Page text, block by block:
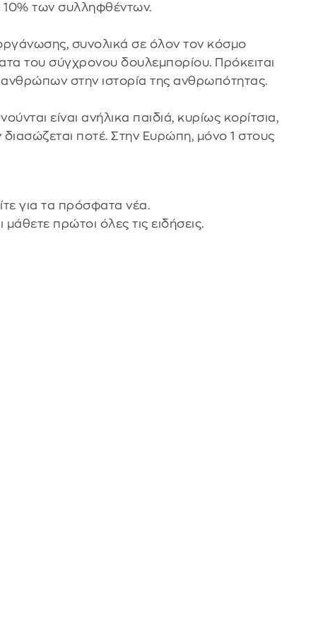
10% των συλληφθέντων.
συνολικά σε όλον τον κόσμο
του σύγχρονου δουλεμπορίου. Πρόκειται
στην ιστορία της ανθρωπότητας.
είναι ανήλικα παιδιά, κυρίως κορίτσια,
ποτέ. Στην Ευρώπη, μόνο 1 στους
για τα πρόσφατα νέα.
μάθετε πρώτοι όλες τις ειδήσεις.